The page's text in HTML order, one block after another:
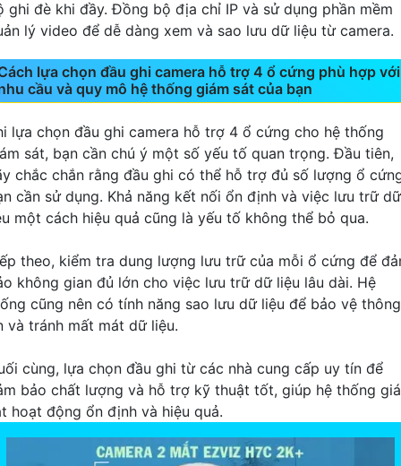
ghi đè khi đầy. Đồng bộ địa chỉ IP và sử dụng phần mềm
lý video để dễ dàng xem và sao lưu dữ liệu từ camera.
lựa chọn đầu ghi camera hỗ trợ 4 ổ cứng phù hợp với
cầu và quy mô hệ thống giám sát của bạn
lựa chọn đầu ghi camera hỗ trợ 4 ổ cứng cho hệ thống
sát, bạn cần chú ý một số yếu tố quan trọng. Đầu tiên,
chắc chắn rằng đầu ghi có thể hỗ trợ đủ số lượng ổ
cần sử dụng. Khả năng kết nối ổn định và việc lưu trữ dữ
một cách hiệu quả cũng là yếu tố không thể bỏ qua.
theo, kiểm tra dung lượng lưu trữ của mỗi ổ cứng để
không gian đủ lớn cho việc lưu trữ dữ liệu lâu dài. Hệ
cũng nên có tính năng sao lưu dữ liệu để bảo vệ thông
và tránh mất mát dữ liệu.
cùng, lựa chọn đầu ghi từ các nhà cung cấp uy tín để
bảo chất lượng và hỗ trợ kỹ thuật tốt, giúp hệ thống
hoạt động ổn định và hiệu quả.